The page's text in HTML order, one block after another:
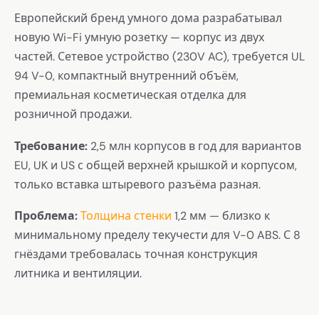
Европейский бренд умного дома разрабатывал
новую Wi-Fi умную розетку — корпус из двух
частей. Сетевое устройство (230V AC), требуется UL
94 V-0, компактный внутренний объём,
премиальная косметическая отделка для
розничной продажи.
Требование: 2,5 млн корпусов в год для вариантов
EU, UK и US с общей верхней крышкой и корпусом,
только вставка штыревого разъёма разная.
Проблема:Толщина стенки 1,2 мм — близко к
минимальному пределу текучести для V-0 ABS. С 8
гнёздами требовалась точная конструкция
литника и вентиляции.